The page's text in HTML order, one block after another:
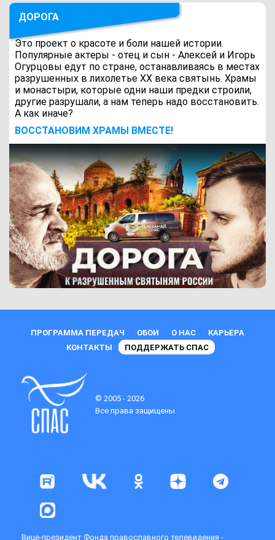
ДОРОГА
Это проект о красоте и боли нашей истории.
Популярные актеры - отец и сын - Алексей и Игорь
Огурцовы едут по стране, останавливаясь в местах
разрушенных в лихолетье ХХ века святынь. Храмы
и монастыри, которые одни наши предки строили,
другие разрушали, а нам теперь надо восстановить.
А как иначе?
ВОCСТАНОВИМ ХРАМЫ ВМЕСТЕ!
ПРОГРАММА ПЕРЕДАЧ ОБОИ О НАС
КАРЬЕРА
КОНТАКТЫ
ПОДДЕРЖАТЬ СПАС
© 2005 - 2026
Все права защищены
Вице-президент Фонда православного телевидения -